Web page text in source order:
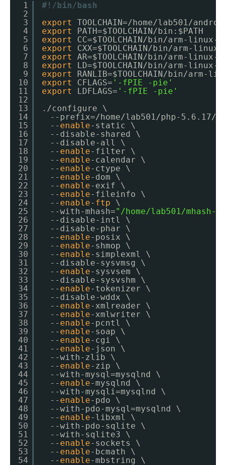
1
2
3
4
5
6
7
8
9
10
11
12
13
14
15
16
17
18
19
20
21
22
23
24
25
26
27
28
29
30
31
32
33
34
35
36
37
38
39
40
41
42
43
44
45
46
47
48
49
50
51
52
53
54
#!/bin/bash
export
TOOLCHAIN=/home/lab501/
export
PATH=$TOOLCHAIN/bin :$PATH
export
CC=$TOOLCHAIN/bin/arm-linux-
export
CXX=$TOOLCHAIN/bin/arm-linux-
export
AR=$TOOLCHAIN/bin/arm-linux-
export
LD=$TOOLCHAIN/bin/arm-linux-
export
RANLIB=$TOOLCHAIN/bin/arm-
export
CFLAGS= '-fPIE -pie'
export
LDFLAGS= '-fPIE -pie'
. /configure
\
--prefix=/home/lab501/php-5 .6.17/
-- enable-static \
--disable-shared \
--disable-all \
-- enable-filter \
-- enable-calendar \
-- enable-ctype \
-- enable-dom \
-- enable-exif \
-- enable-fileinfo \
-- enable- ftp
\
--with-mhash="/home/lab501/
--disable-intl \
--disable-phar \
-- enable-posix \
-- enable-shmop \
-- enable-simplexml \
--disable-sysvmsg \
-- enable-sysvsem \
--disable-sysvshm \
-- enable-tokenizer \
--disable-wddx \
-- enable-xmlreader \
-- enable-xmlwriter \
-- enable-pcntl \
-- enable-soap \
-- enable-cgi \
-- enable-json \
--with-zlib \
-- enable-zip \
--with-mysql=mysqlnd \
-- enable-mysqlnd \
--with-mysqli=mysqlnd \
-- enable-pdo \
--with-pdo-mysql=mysqlnd \
-- enable-libxml \
--with-pdo-sqlite \
--with-sqlite3 \
-- enable-sockets \
-- enable-bcmath \
-- enable-mbstring \